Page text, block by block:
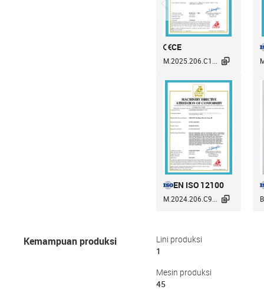
CE
M.2025.206.C1... 
EN ISO 12100
M.2024.206.C9... 
Kemampuan produksi
Lini produksi
1
Mesin produksi
45